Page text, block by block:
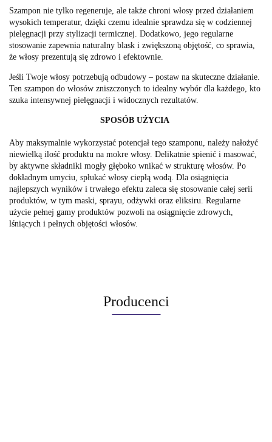
Szampon nie tylko regeneruje, ale także chroni włosy przed działaniem
wysokich temperatur, dzięki czemu idealnie sprawdza się w codziennej
pielęgnacji przy stylizacji termicznej. Dodatkowo, jego regularne
stosowanie zapewnia naturalny blask i zwiększoną objętość, co sprawia,
że włosy prezentują się zdrowo i efektownie.
Jeśli Twoje włosy potrzebują odbudowy – postaw na skuteczne działanie.
Ten szampon do włosów zniszczonych to idealny wybór dla każdego, kto
szuka intensywnej pielęgnacji i widocznych rezultatów.
SPOSÓB UŻYCIA
Aby maksymalnie wykorzystać potencjał tego szamponu, należy nałożyć
niewielką ilość produktu na mokre włosy. Delikatnie spienić i masować,
by aktywne składniki mogły głęboko wnikać w strukturę włosów. Po
dokładnym umyciu, spłukać włosy ciepłą wodą. Dla osiągnięcia
najlepszych wyników i trwałego efektu zaleca się stosowanie całej serii
produktów, w tym maski, sprayu, odżywki oraz eliksiru. Regularne
użycie pełnej gamy produktów pozwoli na osiągnięcie zdrowych,
lśniących i pełnych objętości włosów.
Producenci